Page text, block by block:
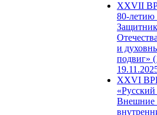
ХХVII
80-
и
подвиг»
XXVI
Внешние